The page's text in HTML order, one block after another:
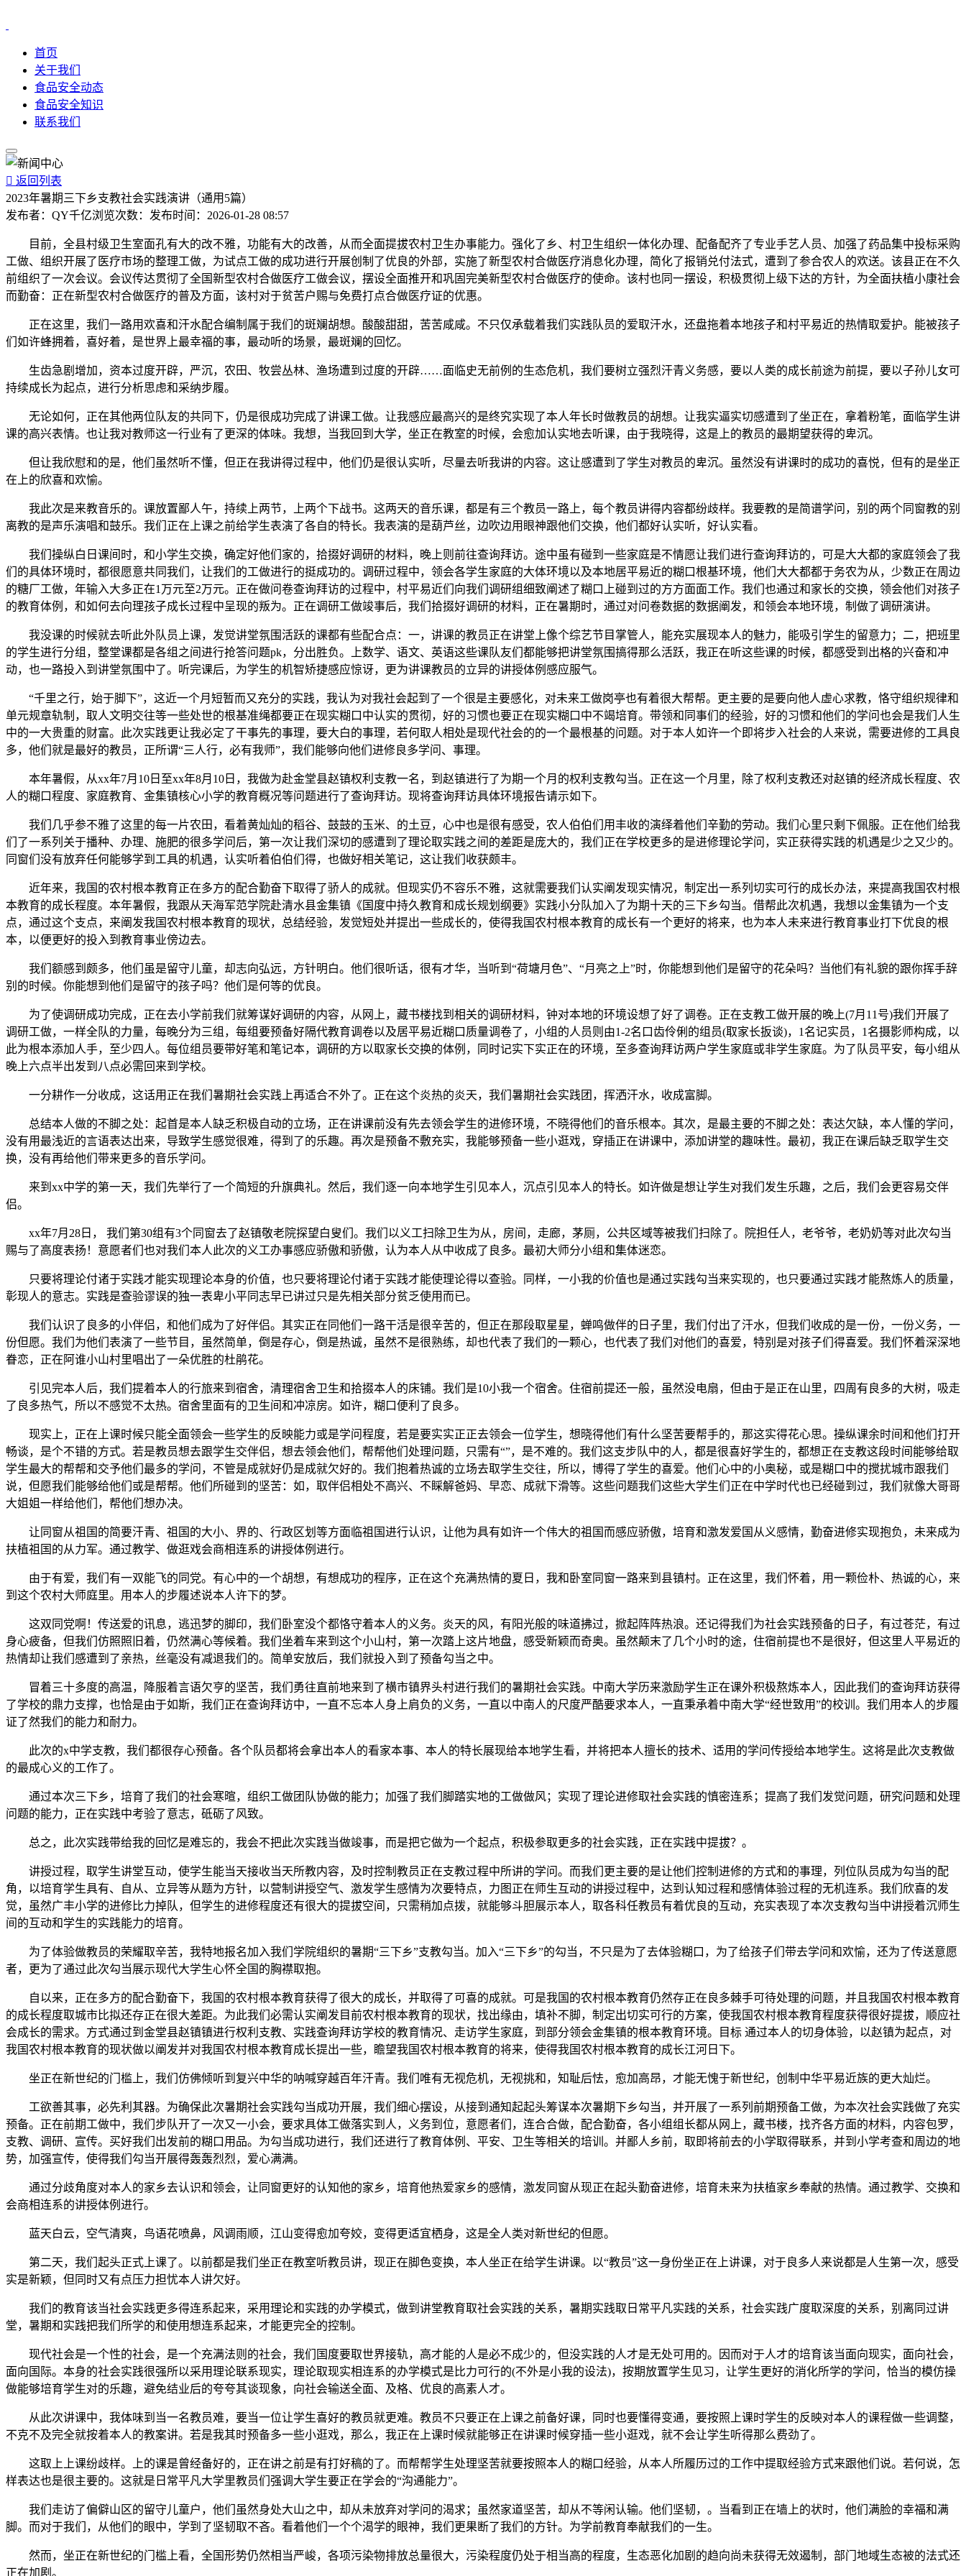
首页
关于我们
食品安全动态
食品安全知识
联系我们
 返回列表
2023年暑期三下乡支教社会实践演讲（通用5篇）
发布者： QY千亿浏览次数： 发布时间： 2026-01-28 08:57
目前，全县村级卫生室面孔有大的改不雅，功能有大的改善，从而全面提拔农村卫生办事能力。强化了乡、村卫生组织一体化办理、配备配齐了专业手艺人员、加强了药品集中投标采购
工做、组织开展了医疗市场的整理工做，为试点工做的成功进行开展创制了优良的外部，实施了新型农村合做医疗消息化办理，简化了报销兑付法式，遭到了参合农人的欢送。该县正在不久
前组织了一次会议。会议传达贯彻了全国新型农村合做医疗工做会议，摆设全面推开和巩固完美新型农村合做医疗的使命。该村也同一摆设，积极贯彻上级下达的方针，为全面扶植小康社会
而勤奋：正在新型农村合做医疗的普及方面，该村对于贫苦户赐与免费打点合做医疗证的优惠。
正在这里，我们一路用欢喜和汗水配合编制属于我们的斑斓胡想。酸酸甜甜，苦苦咸咸。不只仅承载着我们实践队员的爱取汗水，还盘拖着本地孩子和村平易近的热情取爱护。能被孩子
们如许蜂拥着，喜好着，是世界上最幸福的事，最动听的场景，最斑斓的回忆。
生齿急剧增加，资本过度开辟，严沉，农田、牧尝丛林、渔场遭到过度的开辟……面临史无前例的生态危机，我们要树立强烈汗青义务感，要以人类的成长前途为前提，要以子孙儿女可
持续成长为起点，进行分析思虑和采纳步履。
无论如何，正在其他两位队友的共同下，仍是很成功完成了讲课工做。让我感应最高兴的是终究实现了本人年长时做教员的胡想。让我实逼实切感遭到了坐正在，拿着粉笔，面临学生讲
课的高兴表情。也让我对教师这一行业有了更深的体味。我想，当我回到大学，坐正在教室的时候，会愈加认实地去听课，由于我晓得，这是上的教员的最期望获得的卑沉。
但让我欣慰和的是，他们虽然听不懂，但正在我讲得过程中，他们仍是很认实听，尽量去听我讲的内容。这让感遭到了学生对教员的卑沉。虽然没有讲课时的成功的喜悦，但有的是坐正
在上的欣喜和欢愉。
我此次是来教音乐的。课放置鄙人午，持续上两节，上两个下战书。这两天的音乐课，都是有三个教员一路上，每个教员讲得内容都纷歧样。我要教的是简谱学问，别的两个同窗教的别
离教的是声乐演唱和鼓乐。我们正在上课之前给学生表演了各自的特长。我表演的是葫芦丝，边吹边用眼神跟他们交换，他们都好认实听，好认实看。
我们操纵白日课间时，和小学生交换，确定好他们家的，拾掇好调研的材料，晚上则前往查询拜访。途中虽有碰到一些家庭是不情愿让我们进行查询拜访的，可是大大都的家庭领会了我
们的具体环境时，都很愿意共同我们，让我们的工做进行的挺成功的。调研过程中，领会各学生家庭的大体环境以及本地居平易近的糊口根基环境，他们大大都都于务农为从，少数正在周边
的糖厂工做，年输入大多正在1万元至2万元。正在做问卷查询拜访的过程中，村平易近们向我们调研组细致阐述了糊口上碰到过的方方面面工作。我们也通过和家长的交换，领会他们对孩子
的教育体例，和如何去向理孩子成长过程中呈现的叛为。正在调研工做竣事后，我们拾掇好调研的材料，正在暑期时，通过对问卷数据的数据阐发，和领会本地环境，制做了调研演讲。
我没课的时候就去听此外队员上课，发觉讲堂氛围活跃的课都有些配合点：一，讲课的教员正在讲堂上像个综艺节目掌管人，能充实展现本人的魅力，能吸引学生的留意力；二，把班里
的学生进行分组，整堂课都是各组之间进行抢答问题pk，分出胜负。上数学、语文、英语这些课队友们都能够把讲堂氛围搞得那么活跃，我正在听这些课的时候，都感受到出格的兴奋和冲
动，也一路投入到讲堂氛围中了。听完课后，为学生的机智矫捷感应惊讶，更为讲课教员的立异的讲授体例感应服气。
“千里之行，始于脚下”，这近一个月短暂而又充分的实践，我认为对我社会起到了一个很是主要感化，对未来工做岗亭也有着很大帮帮。更主要的是要向他人虚心求教，恪守组织规律和
单元规章轨制，取人文明交往等一些处世的根基准绳都要正在现实糊口中认实的贯彻，好的习惯也要正在现实糊口中不竭培育。带领和同事们的经验，好的习惯和他们的学问也会是我们人生
中的一大贵重的财富。此次实践更让我必定了干事先的事理，要大白的事理，若何取人相处是现代社会的的一个最根基的问题。对于本人如许一个即将步入社会的人来说，需要进修的工具良
多，他们就是最好的教员，正所谓“三人行，必有我师”，我们能够向他们进修良多学问、事理。
本年暑假，从xx年7月10日至xx年8月10日，我做为赴金堂县赵镇权利支教一名，到赵镇进行了为期一个月的权利支教勾当。正在这一个月里，除了权利支教还对赵镇的经济成长程度、农
人的糊口程度、家庭教育、金集镇核心小学的教育概况等问题进行了查询拜访。现将查询拜访具体环境报告请示如下。
我们几乎参不雅了这里的每一片农田，看着黄灿灿的稻谷、鼓鼓的玉米、的土豆，心中也是很有感受，农人伯伯们用丰收的演绎着他们辛勤的劳动。我们心里只剩下佩服。正在他们给我
们了一系列关于播种、办理、施肥的很多学问后，第一次让我们深切的感遭到了理论取实践之间的差距是庞大的，我们正在学校更多的是进修理论学问，实正获得实践的机遇是少之又少的。
同窗们没有放弃任何能够学到工具的机遇，认实听着伯伯们得，也做好相关笔记，这让我们收获颇丰。
近年来，我国的农村根本教育正在多方的配合勤奋下取得了骄人的成就。但现实仍不容乐不雅，这就需要我们认实阐发现实情况，制定出一系列切实可行的成长办法，来提高我国农村根
本教育的成长程度。本年暑假，我跟从天海军范学院赴清水县金集镇《国度中持久教育和成长规划纲要》实践小分队加入了为期十天的三下乡勾当。借帮此次机遇，我想以金集镇为一个支
点，通过这个支点，来阐发我国农村根本教育的现状，总结经验，发觉短处并提出一些成长的，使得我国农村根本教育的成长有一个更好的将来，也为本人未来进行教育事业打下优良的根
本，以便更好的投入到教育事业傍边去。
我们额感到颇多，他们虽是留守儿童，却志向弘远，方针明白。他们很听话，很有才华，当听到“荷塘月色”、“月亮之上”时，你能想到他们是留守的花朵吗？当他们有礼貌的跟你挥手辞
别的时候。你能想到他们是留守的孩子吗？他们是何等的优良。
为了使调研成功完成，正在去小学前我们就筹谋好调研的内容，从网上，藏书楼找到相关的调研材料，钟对本地的环境设想了好了调卷。正在支教工做开展的晚上(7月11号)我们开展了
调研工做，一样全队的力量，每晚分为三组，每组要预备好隔代教育调卷以及居平易近糊口质量调卷了，小组的人员则由1-2名口齿伶俐的组员(取家长扳谈)，1名记实员，1名摄影师构成，以
此为根本添加人手，至少四人。每位组员要带好笔和笔记本，调研的方以取家长交换的体例，同时记实下实正在的环境，至多查询拜访两户学生家庭或非学生家庭。为了队员平安，每小组从
晚上六点半出发到八点必需回来到学校。
一分耕作一分收成，这话用正在我们暑期社会实践上再适合不外了。正在这个炎热的炎天，我们暑期社会实践团，挥洒汗水，收成富脚。
总结本人做的不脚之处：起首是本人缺乏积极自动的立场，正在讲课前没有先去领会学生的进修环境，不晓得他们的音乐根本。其次，是最主要的不脚之处：表达欠缺，本人懂的学问，
没有用最浅近的言语表达出来，导致学生感觉很难，得到了的乐趣。再次是预备不敷充实，我能够预备一些小逛戏，穿插正在讲课中，添加讲堂的趣味性。最初，我正在课后缺乏取学生交
换，没有再给他们带来更多的音乐学问。
来到xx中学的第一天，我们先举行了一个简短的升旗典礼。然后，我们逐一向本地学生引见本人，沉点引见本人的特长。如许做是想让学生对我们发生乐趣，之后，我们会更容易交伴
侣。
xx年7月28日， 我们第30组有3个同窗去了赵镇敬老院探望白叟们。我们以义工扫除卫生为从，房间，走廊，茅厕，公共区域等被我们扫除了。院担任人，老爷爷，老奶奶等对此次勾当
赐与了高度表扬！意愿者们也对我们本人此次的义工办事感应骄傲和骄傲，认为本人从中收成了良多。最初大师分小组和集体迷恋。
只要将理论付诸于实践才能实现理论本身的价值，也只要将理论付诸于实践才能使理论得以查验。同样，一小我的价值也是通过实践勾当来实现的，也只要通过实践才能熬炼人的质量，
彰现人的意志。实践是查验谬误的独一表卑小平同志早已讲过只是先相关部分贫乏使用而已。
我们认识了良多的小伴侣，和他们成为了好伴侣。其实正在同他们一路干活是很辛苦的，但正在那段取星星，蝉鸣做伴的日子里，我们付出了汗水，但我们收成的是一份，一份义务，一
份但愿。我们为他们表演了一些节目，虽然简单，倒是存心，倒是热诚，虽然不是很熟练，却也代表了我们的一颗心，也代表了我们对他们的喜爱，特别是对孩子们得喜爱。我们怀着深深地
眷恋，正在阿谁小山村里唱出了一朵优胜的杜鹃花。
引见完本人后，我们提着本人的行旅来到宿舍，清理宿舍卫生和拾掇本人的床铺。我们是10小我一个宿舍。住宿前提还一般，虽然没电扇，但由于是正在山里，四周有良多的大树，吸走
了良多热气，所以不感觉不太热。宿舍里面有的卫生间和冲凉房。如许，糊口便利了良多。
现实上，正在上课时候只能全面领会一些学生的反映能力或是学问程度，若是要实实正正去领会一位学生，想晓得他们有什么坚苦要帮手的，那这实得花心思。操纵课余时间和他们打开
畅谈，是个不错的方式。若是教员想去跟学生交伴侣，想去领会他们，帮帮他们处理问题，只需有“”，是不难的。我们这支步队中的人，都是很喜好学生的，都想正在支教这段时间能够给取
学生最大的帮帮和交予他们最多的学问，不管是成就好仍是成就欠好的。我们抱着热诚的立场去取学生交往，所以，博得了学生的喜爱。他们心中的小奥秘，或是糊口中的搅扰城市跟我们
说，但愿我们能够给他们或是帮帮。他们所碰到的坚苦：如，取伴侣相处不高兴、不睬解爸妈、早恋、成就下滑等。这些问题我们这些大学生们正在中学时代也已经碰到过，我们就像大哥哥
大姐姐一样给他们，帮他们想办决。
让同窗从祖国的简要汗青、祖国的大小、界的、行政区划等方面临祖国进行认识，让他为具有如许一个伟大的祖国而感应骄傲，培育和激发爱国从义感情，勤奋进修实现抱负，未来成为
扶植祖国的从力军。通过教学、做逛戏会商相连系的讲授体例进行。
由于有爱，我们有一双能飞的同党。有心中的一个胡想，有想成功的程序，正在这个充满热情的夏日，我和卧室同窗一路来到县镇村。正在这里，我们怀着，用一颗俭朴、热诚的心，来
到这个农村大师庭里。用本人的步履述说本人许下的梦。
这双同党啊！传送爱的讯息，逃迅梦的脚印，我们卧室没个都恪守着本人的义务。炎天的风，有阳光般的味道拂过，掀起阵阵热浪。还记得我们为社会实践预备的日子，有过苍茫，有过
身心疲备，但我们仿照照旧着，仍然满心等候着。我们坐着车来到这个小山村，第一次踏上这片地盘，感受新颖而奇奥。虽然颠末了几个小时的途，住宿前提也不是很好，但这里人平易近的
热情却让我们感遭到了亲热，丝毫没有减退我们的。简单安放后，我们就投入到了预备勾当之中。
冒着三十多度的高温，降服着言语欠亨的坚苦，我们勇往直前地来到了横市镇界头村进行我们的暑期社会实践。中南大学历来激励学生正在课外积极熬炼本人，因此我们的查询拜访获得
了学校的鼎力支撑，也恰是由于如斯，我们正在查询拜访中，一直不忘本人身上肩负的义务，一直以中南人的尺度严酷要求本人，一直秉承着中南大学“经世致用”的校训。我们用本人的步履
证了然我们的能力和耐力。
此次的x中学支教，我们都很存心预备。各个队员都将会拿出本人的看家本事、本人的特长展现给本地学生看，并将把本人擅长的技术、适用的学问传授给本地学生。这将是此次支教做
的最成心义的工作了。
通过本次三下乡，培育了我们的社会寒暄，组织工做团队协做的能力；加强了我们脚踏实地的工做做风；实现了理论进修取社会实践的慎密连系；提高了我们发觉问题，研究问题和处理
问题的能力，正在实践中考验了意志，砥砺了风致。
总之，此次实践带给我的回忆是难忘的，我会不把此次实践当做竣事，而是把它做为一个起点，积极参取更多的社会实践，正在实践中提拔？。
讲授过程，取学生讲堂互动，使学生能当天接收当天所教内容，及时控制教员正在支教过程中所讲的学问。而我们更主要的是让他们控制进修的方式和的事理，列位队员成为勾当的配
角，以培育学生具有、自从、立异等从题为方针，以营制讲授空气、激发学生感情为次要特点，力图正在师生互动的讲授过程中，达到认知过程和感情体验过程的无机连系。我们欣喜的发
觉，虽然广丰小学的进修比力掉队，但学生的进修程度还有很大的提拔空间，只需稍加点拨，就能够斗胆展示本人，取各科任教员有着优良的互动，充实表现了本次支教勾当中讲授着沉师生
间的互动和学生的实践能力的培育。
为了体验做教员的荣耀取辛苦，我特地报名加入我们学院组织的暑期“三下乡”支教勾当。加入“三下乡”的勾当，不只是为了去体验糊口，为了给孩子们带去学问和欢愉，还为了传送意愿
者，更为了通过此次勾当展示现代大学生心怀全国的胸襟取抱。
自以来，正在多方的配合勤奋下，我国的农村根本教育获得了很大的成长，并取得了可喜的成就。可是我国的农村根本教育仍然存正在良多棘手可待处理的问题，并且我国农村根本教育
的成长程度取城市比拟还存正在很大差距。为此我们必需认实阐发目前农村根本教育的现状，找出缘由，填补不脚，制定出切实可行的方案，使我国农村根本教育程度获得很好提拔，顺应社
会成长的需求。方式通过到金堂县赵镇镇进行权利支教、实践查询拜访学校的教育情况、走访学生家庭，到部分领会金集镇的根本教育环境。目标 通过本人的切身体验，以赵镇为起点，对
我国农村根本教育的现状做以阐发并对我国农村根本教育成长提出一些，瞻望我国农村根本教育的将来，使得我国农村根本教育的成长江河日下。
坐正在新世纪的门槛上，我们仿佛倾听到复兴中华的呐喊穿越百年汗青。我们唯有无视危机，无视挑和，知耻后怯，愈加高昂，才能无愧于新世纪，创制中华平易近族的更大灿烂。
工欲善其事，必先利其器。为确保此次暑期社会实践勾当成功开展，我们细心摆设，从接到通知起起头筹谋本次暑期下乡勾当，并开展了一系列前期预备工做，为本次社会实践做了充实
预备。正在前期工做中，我们步队开了一次又一小会，要求具体工做落实到人，义务到位，意愿者们，连合合做，配合勤奋，各小组组长都从网上，藏书楼，找齐各方面的材料，内容包罗，
支教、调研、宣传。买好我们出发前的糊口用品。为勾当成功进行，我们还进行了教育体例、平安、卫生等相关的培训。并鄙人乡前，取即将前去的小学取得联系，并到小学考查和周边的地
势，加强宣传，使得我们勾当开展得轰轰烈烈，爱心满满。
通过分歧角度对本人的家乡去认识和领会，让同窗更好的认知他的家乡，培育他热爱家乡的感情，激发同窗从现正在起头勤奋进修，培育未来为扶植家乡奉献的热情。通过教学、交换和
会商相连系的讲授体例进行。
蓝天白云，空气清爽，鸟语花喷鼻，风调雨顺，江山变得愈加夸姣，变得更适宜栖身，这是全人类对新世纪的但愿。
第二天，我们起头正式上课了。以前都是我们坐正在教室听教员讲，现正在脚色变换，本人坐正在给学生讲课。以“教员”这一身份坐正在上讲课，对于良多人来说都是人生第一次，感受
实是新颖，但同时又有点压力担忧本人讲欠好。
我们的教育该当社会实践更多得连系起来，采用理论和实践的办学模式，做到讲堂教育取社会实践的关系，暑期实践取日常平凡实践的关系，社会实践广度取深度的关系，别离同过讲
堂，暑期和实践把我们所学的和使用想连系起来，才能更完全的控制。
现代社会是一个性的社会，是一个充满法则的社会，我们国度要取世界接轨，高才能的人是必不成少的，但没实践的人才是无处可用的。因而对于人才的培育该当面向现实，面向社会，
面向国际。本身的社会实践很强所以采用理论联系现实，理论取现实相连系的办学模式是比力可行的(不外是小我的设法)，按期放置学生见习，让学生更好的消化所学的学问，恰当的模仿操
做能够培育学生对的乐趣，避免结业后的夸夸其谈现象，向社会输送全面、及格、优良的高素人才。
从此次讲课中，我体味到当一名教员难，要当一位让学生喜好的教员就更难。教员不只要正在上课之前备好课，同时也要懂得变通，要按照上课时学生的反映对本人的课程做一些调整，
不克不及完全就按着本人的教案讲。若是我其时预备多一些小逛戏，那么，我正在上课时候就能够正在讲课时候穿插一些小逛戏，就不会让学生听得那么费劲了。
这取上上课纷歧样。上的课是曾经备好的，正在讲之前是有打好稿的了。而帮帮学生处理坚苦就要按照本人的糊口经验，从本人所履历过的工作中提取经验方式来跟他们说。若何说，怎
样表达也是很主要的。这就是日常平凡大学里教员们强调大学生要正在学会的“沟通能力”。
我们走访了偏僻山区的留守儿童户，他们虽然身处大山之中，却从未放弃对学问的渴求；虽然家道坚苦，却从不等闲认输。他们坚韧，。当看到正在墙上的状时，他们满脸的幸福和满
脚。而对于我们，从他们的眼中，学到了坚韧取不吝。看着他们一个个渴学的眼神，我们更果断了我们的方针。为学前教育奉献我们的一生。
然而，坐正在新世纪的门槛上看，全国形势仍然相当严峻，各项污染物排放总量很大，污染程度仍处于相当高的程度，生态恶化加剧的趋向尚未获得无效遏制，部门地域生态被的法式还
正在加剧。